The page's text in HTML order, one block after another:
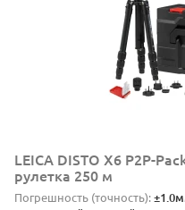
LEICA DISTO X6 P2P-
рулетка 250 м
Погрешность (точность):